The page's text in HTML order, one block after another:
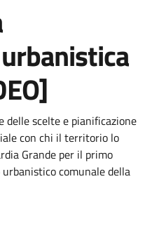
delle scelte e pianificazione
con chi il territorio lo
Grande per il primo
comunale della